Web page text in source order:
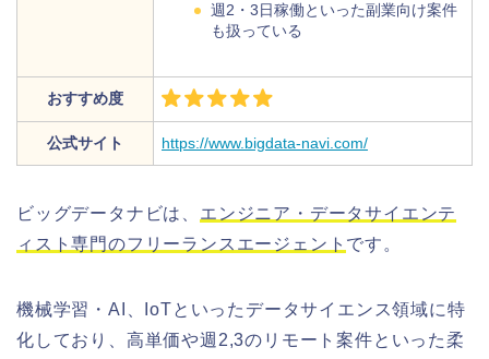
週2・3日稼働といった副業向け案件
も扱っている
おすすめ度
公式サイト https://www.bigdata-navi.com/
ビッグデータナビは、 エンジニア・データサイエンテ
ィスト専門のフリーランスエージェント です。
機械学習・AI、IoTといったデータサイエンス領域に特
化しており、高単価や週2,3のリモート案件といった柔